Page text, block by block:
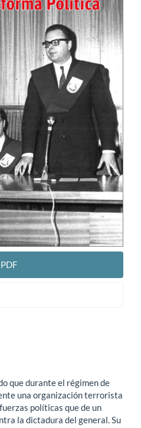
PDF
que durante el régimen de
una organización terrorista
políticas que de un
la dictadura del general. Su